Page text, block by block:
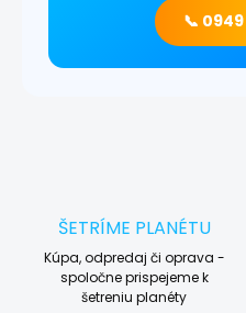
📞
ŠETRÍME PLANÉTU
Kúpa, odpredaj či oprava -
spoločne prispejeme k
šetreniu planéty